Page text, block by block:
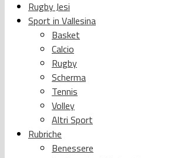
Rugby Jesi
Sport in Vallesina
Basket
Calcio
Rugby
Scherma
Tennis
Volley
Altri Sport
Rubriche
Benessere